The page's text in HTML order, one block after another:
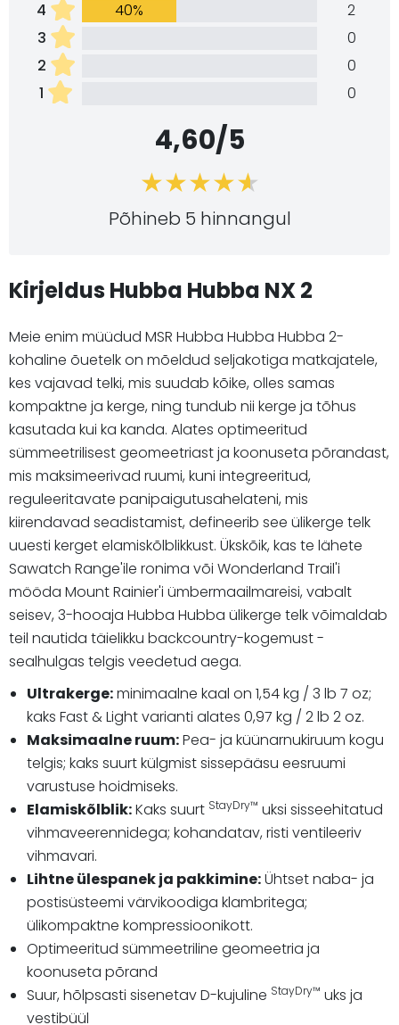
4
40%
2
3
0
2
0
1
0
4,60/5
Põhineb 5 hinnangul
Kirjeldus Hubba Hubba NX 2
Meie enim müüdud MSR Hubba Hubba Hubba 2-
kohaline õuetelk on mõeldud seljakotiga matkajatele,
kes vajavad telki, mis suudab kõike, olles samas
kompaktne ja kerge, ning tundub nii kerge ja tõhus
kasutada kui ka kanda. Alates optimeeritud
sümmeetrilisest geomeetriast ja koonuseta põrandast,
mis maksimeerivad ruumi, kuni integreeritud,
reguleeritavate panipaigutusahelateni, mis
kiirendavad seadistamist, defineerib see ülikerge telk
uuesti kerget elamiskõlblikkust. Ükskõik, kas te lähete
Sawatch Range'ile ronima või Wonderland Trail'i
mööda Mount Rainier'i ümbermaailmareisi, vabalt
seisev, 3-hooaja Hubba Hubba ülikerge telk võimaldab
teil nautida täielikku backcountry-kogemust -
sealhulgas telgis veedetud aega.
Ultrakerge:minimaalne kaal on 1,54 kg / 3 lb 7 oz;
kaks Fast & Light varianti alates 0,97 kg / 2 lb 2 oz.
Maksimaalne ruum:Pea- ja küünarnukiruum kogu
telgis; kaks suurt külgmist sissepääsu eesruumi
varustuse hoidmiseks.
Elamiskõlblik:Kaks suurt StayDry™ uksi sisseehitatud
vihmaveerennidega; kohandatav, risti ventileeriv
vihmavari.
Lihtne ülespanek ja pakkimine:Ühtset naba- ja
postisüsteemi värvikoodiga klambritega;
ülikompaktne kompressioonikott.
Optimeeritud sümmeetriline geomeetria ja
koonuseta põrand
Suur, hõlpsasti sisenetav D-kujuline StayDry™ uks ja
vestibüül